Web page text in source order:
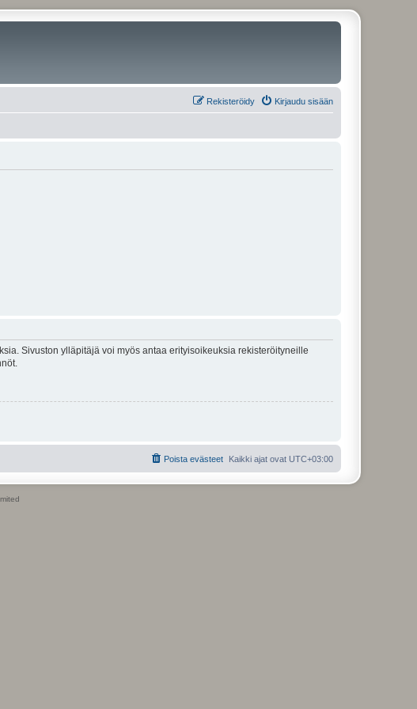
Kirjaudu sisään
Rekisteröidy
Sivuston ylläpitäjä voi myös antaa erityisoikeuksia rekisteröityneille
Kaikki ajat ovat UTC+03:00
Poista evästeet